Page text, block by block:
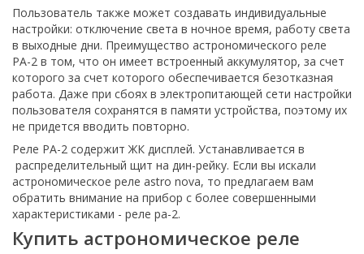
Пользователь также может создавать индивидуальные
настройки: отключение света в ночное время, работу света
в выходные дни. Преимущество астрономического реле
РА-2 в том, что он имеет встроенный аккумулятор, за счет
которого за счет которого обеспечивается безотказная
работа. Даже при сбоях в электропитающей сети настройки
пользователя сохранятся в памяти устройства, поэтому их
не придется вводить повторно.
Реле РА-2 содержит ЖК дисплей. Устанавливается в
распределительный щит на дин-рейку. Если вы искали
астрономическое реле astro nova, то предлагаем вам
обратить внимание на прибор с более совершенными
характеристиками - реле ра-2.
Купить астрономическое реле